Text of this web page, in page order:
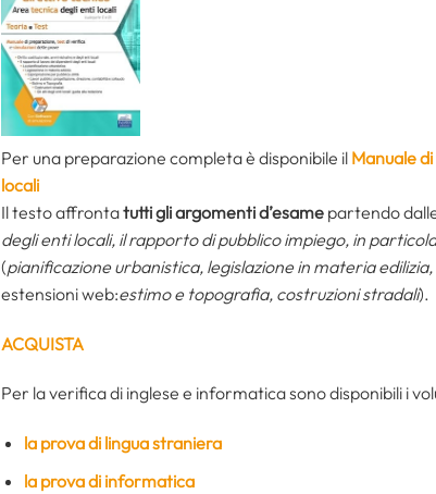
Per una preparazione completa è disponibile il Manuale
locali
Il testo affrontatutti gli argomenti d’esame partendo
degli enti locali, il rapporto di pubblico impiego, in
(pianificazione urbanistica, legislazione in materia
estensioni web:estimo e topografia, costruzioni stradali).
ACQUISTA
Per la verifica di inglese e informatica sono disponibili i
la prova di lingua straniera
la prova di informatica